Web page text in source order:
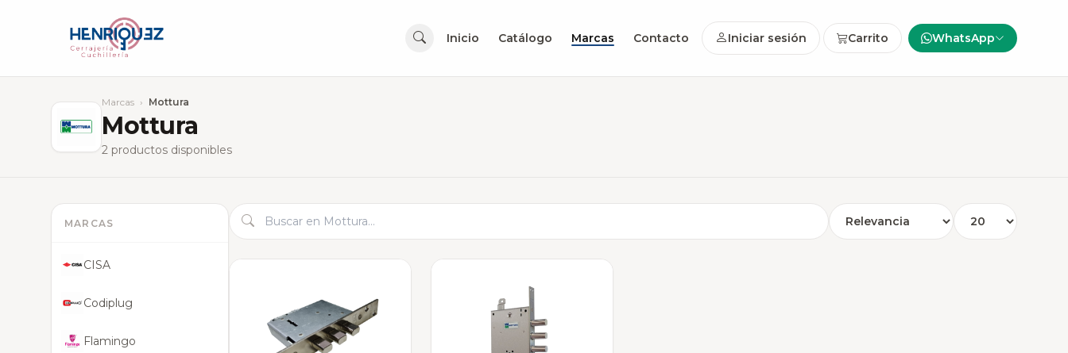
Inicio Catálogo Marcas Contacto Iniciar sesión Carrito WhatsApp
Marcas › Mottura
Mottura
2 productos disponibles
MARCAS
CISA
Codiplug
Flamingo